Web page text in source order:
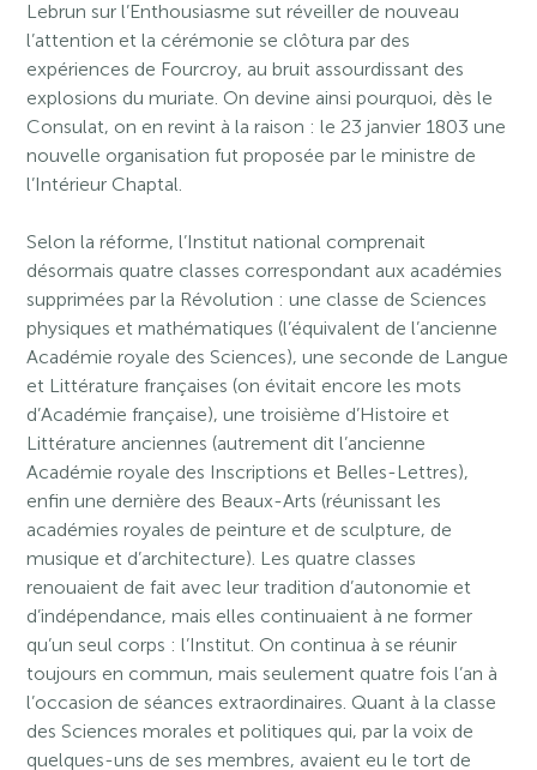
Lebrun sur l’Enthousiasme sut réveiller de nouveau
l’attention et la cérémonie se clôtura par des
expériences de Fourcroy, au bruit assourdissant des
explosions du muriate. On devine ainsi pourquoi, dès le
Consulat, on en revint à la raison : le 23 janvier 1803 une
nouvelle organisation fut proposée par le ministre de
l’Intérieur Chaptal.
Selon la réforme, l’Institut national comprenait
désormais quatre classes correspondant aux académies
supprimées par la Révolution : une classe de Sciences
physiques et mathématiques (l’équivalent de l’ancienne
Académie royale des Sciences), une seconde de Langue
et Littérature françaises (on évitait encore les mots
d’Académie française), une troisième d’Histoire et
Littérature anciennes (autrement dit l’ancienne
Académie royale des Inscriptions et Belles-Lettres),
enfin une dernière des Beaux-Arts (réunissant les
académies royales de peinture et de sculpture, de
musique et d’architecture). Les quatre classes
renouaient de fait avec leur tradition d’autonomie et
d’indépendance, mais elles continuaient à ne former
qu’un seul corps : l’Institut. On continua à se réunir
toujours en commun, mais seulement quatre fois l’an à
l’occasion de séances extraordinaires. Quant à la classe
des Sciences morales et politiques qui, par la voix de
quelques-uns de ses membres, avaient eu le tort de